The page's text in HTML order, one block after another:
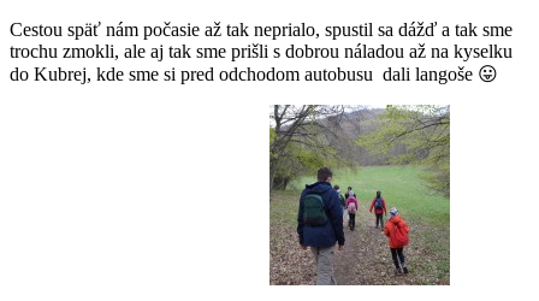
Cestou späť nám počasie až tak neprialo, spustil sa dážď a tak sme
trochu zmokli, ale aj tak sme prišli s dobrou náladou až na kyselku
do Kubrej, kde sme si pred odchodom autobusu dali langoše 😛